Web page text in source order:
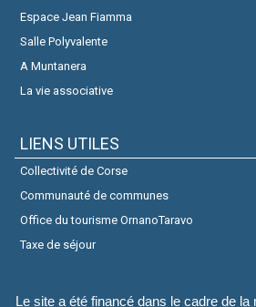
Espace Jean Fiamma
Salle Polyvalente
A Muntanera
La vie associative
LIENS UTILES
Collectivité de Corse
Communauté de communes
Office du tourisme OrnanoTaravo
Taxe de séjour
Le site a été financé dans le cadre de